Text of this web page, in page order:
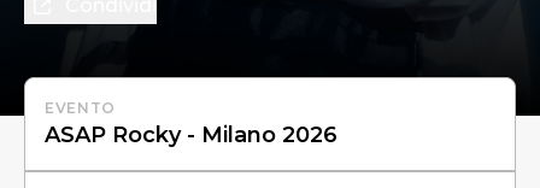
EVENTO